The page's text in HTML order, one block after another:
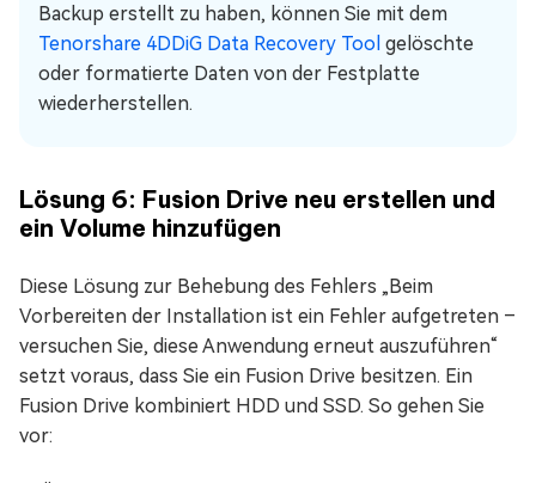
Backup erstellt zu haben, können Sie mit dem
Tenorshare 4DDiG Data Recovery Tool gelöschte
oder formatierte Daten von der Festplatte
wiederherstellen.
Lösung 6: Fusion Drive neu erstellen und
ein Volume hinzufügen
Diese Lösung zur Behebung des Fehlers „Beim
Vorbereiten der Installation ist ein Fehler aufgetreten –
versuchen Sie, diese Anwendung erneut auszuführen“
setzt voraus, dass Sie ein Fusion Drive besitzen. Ein
Fusion Drive kombiniert HDD und SSD. So gehen Sie
vor: